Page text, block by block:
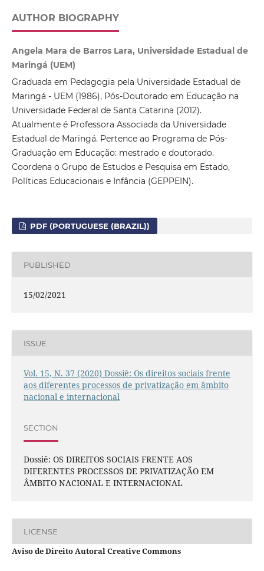
AUTHOR BIOGRAPHY
Angela Mara de Barros Lara, Universidade Estadual de
Maringá (UEM)
Graduada em Pedagogia pela Universidade Estadual de
Maringá - UEM (1986), Pós-Doutorado em Educação na
Universidade Federal de Santa Catarina (2012).
Atualmente é Professora Associada da Universidade
Estadual de Maringá. Pertence ao Programa de Pós-
Graduação em Educação: mestrado e doutorado.
Coordena o Grupo de Estudos e Pesquisa em Estado,
Políticas Educacionais e Infância (GEPPEIN).
PDF (PORTUGUESE (BRAZIL))
PUBLISHED
15/02/2021
ISSUE
Vol. 15, N. 37 (2020) Dossiê: Os direitos sociais frente
aos diferentes processos de privatização em âmbito
nacional e internacional
SECTION
Dossiê: OS DIREITOS SOCIAIS FRENTE AOS
DIFERENTES PROCESSOS DE PRIVATIZAÇÃO EM
ÂMBITO NACIONAL E INTERNACIONAL
LICENSE
Aviso de Direito Autoral Creative Commons